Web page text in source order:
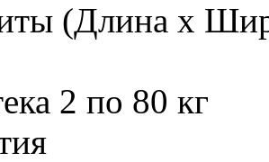
(Длина х
2 по 80 кг